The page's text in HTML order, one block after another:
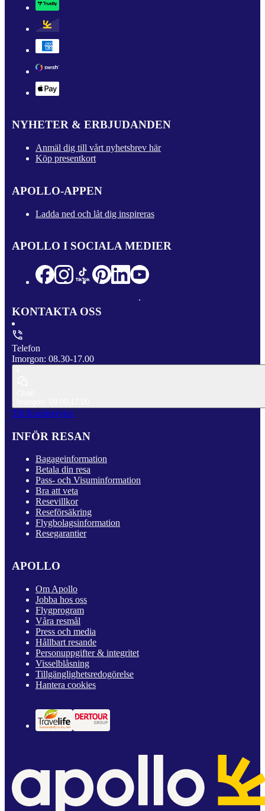
NYHETER & ERBJUDANDEN
Anmäl dig till vårt nyhetsbrev här
Köp presentkort
APOLLO-APPEN
Ladda ned och låt dig inspireras
APOLLO I SOCIALA MEDIER
KONTAKTA OSS
Telefon
Imorgon: 08.30-17.00
Till Kundservice
INFÖR RESAN
Bagageinformation
Betala din resa
Pass- och Visuminformation
Bra att veta
Resevillkor
Reseförsäkring
Flygbolagsinformation
Resegarantier
APOLLO
Om Apollo
Jobba hos oss
Flygprogram
Våra resmål
Press och media
Hållbart resande
Personuppgifter & integritet
Visselblåsning
Tillgänglighetsredogörelse
Hantera cookies